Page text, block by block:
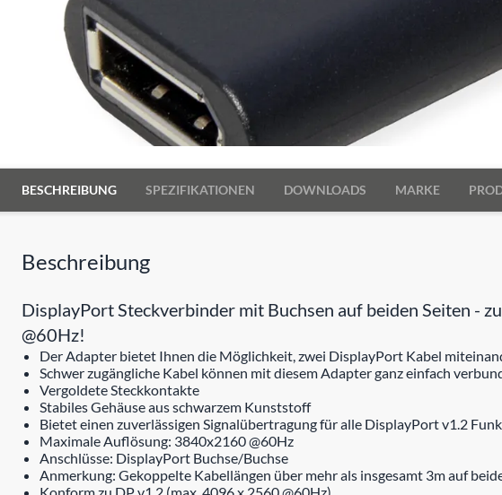
BESCHREIBUNG SPEZIFIKATIONEN DOWNLOADS MARKE
Beschreibung
DisplayPort Steckverbinder mit Buchsen auf beiden Seiten -
@60Hz!
Der Adapter bietet Ihnen die Möglichkeit, zwei DisplayPort Kabel
Schwer zugängliche Kabel können mit diesem Adapter ganz einfach
Vergoldete Steckkontakte
Stabiles Gehäuse aus schwarzem Kunststoff
Bietet einen zuverlässigen Signalübertragung für alle DisplayPort v1.2
Maximale Auflösung: 3840x2160 @60Hz
Anschlüsse: DisplayPort Buchse/Buchse
Anmerkung: Gekoppelte Kabellängen über mehr als insgesamt 3m auf